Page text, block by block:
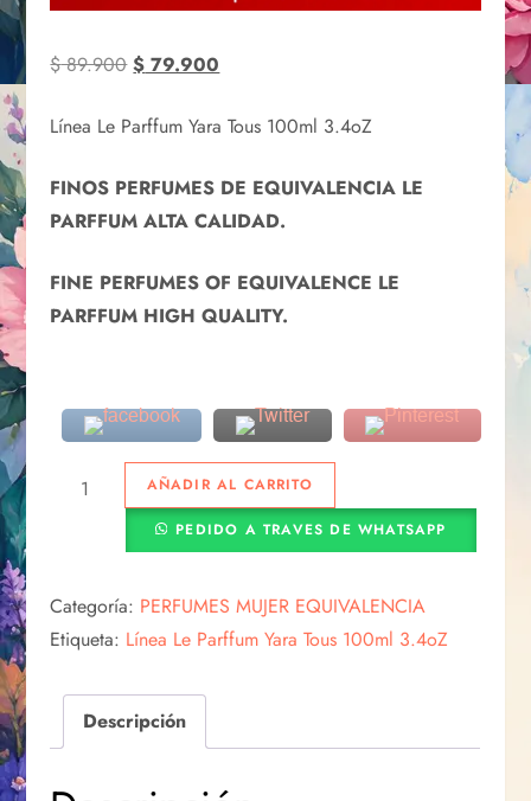
$89.900 $ 79.900
Línea Le Parffum Yara Tous 100ml 3.4oZ
FINOS PERFUMES DE EQUIVALENCIA LE
PARFFUM ALTA CALIDAD.
FINE PERFUMES OF EQUIVALENCE LE
PARFFUM HIGH QUALITY.
AÑADIR AL CARRITO
PEDIDO A TRAVES DE WHATSAPP
Categoría: PERFUMES MUJER EQUIVALENCIA
Etiqueta: Línea Le Parffum Yara Tous 100ml 3.4oZ
Descripción